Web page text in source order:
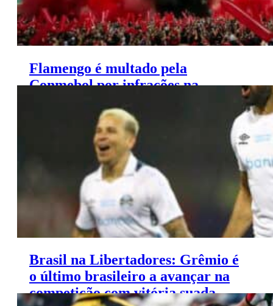
Flamengo é multado pela
Conmebol por infrações na
Brasil na Libertadores: Grêmio é
o último brasileiro a avançar na
competição com vitória suada